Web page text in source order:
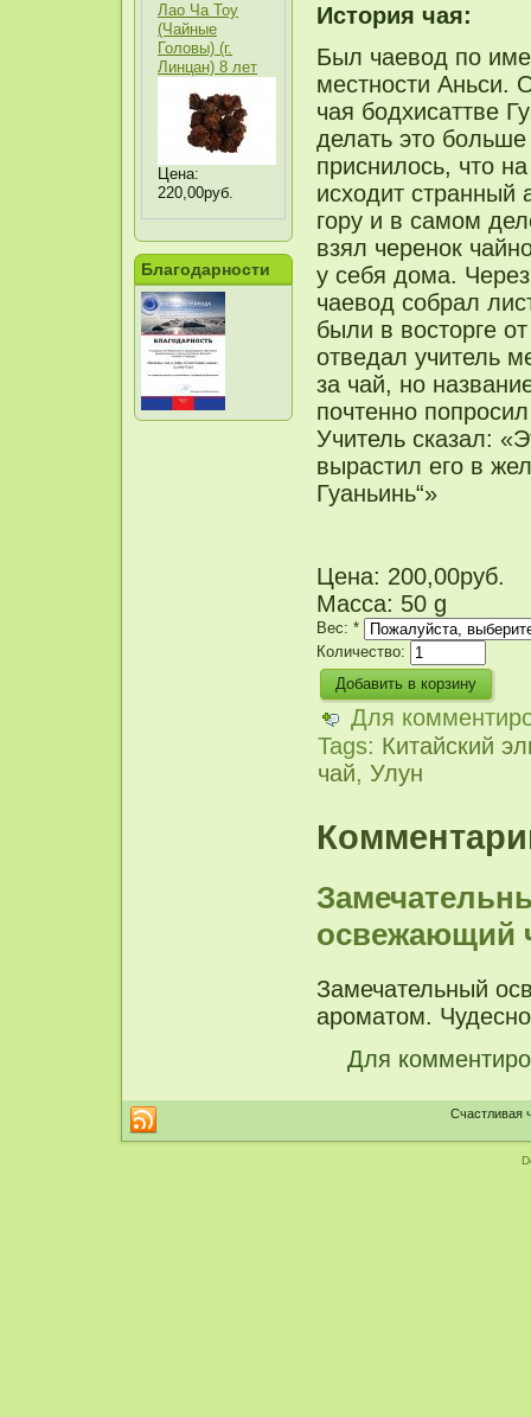
Лао Ча Тоу
(Чайные
Головы) (г.
Линцан) 8 лет
Цена:
220,00руб.
Благодарности
История чая:
Был чаевод по
местности Аньси.
чая бодхисаттве
делать это
приснилось, что
исходит
гору и в самом
взял черенок
у себя дома.
чаевод собрал
были в восторге
отведал учитель
за чай, но
почтенно
Учитель сказал:
вырастил его в
Гуаньинь“»
Цена: 200,00руб.
Масса: 50 g
Вес: *
Количество:
Для
Tags: Китайский
чай, Улун
освежающий
Замечательный
ароматом.
Для
Счастливая